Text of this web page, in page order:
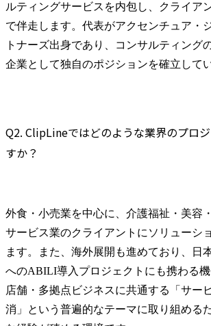
ルティングサービスを内包し、クライア
で伴走します。代表がアクセンチュア・
トナーズ出身であり、コンサルティング
企業として独自のポジションを確立して
Q2. ClipLineではどのような業界のプロ
すか？
外食・小売業を中心に、介護福祉・美容
サービス業のクライアントにソリューシ
ます。また、海外展開も進めており、日
へのABILI導入プロジェクトにも携わる
店舗・多拠点ビジネスに共通する「サー
消」という普遍的なテーマに取り組める